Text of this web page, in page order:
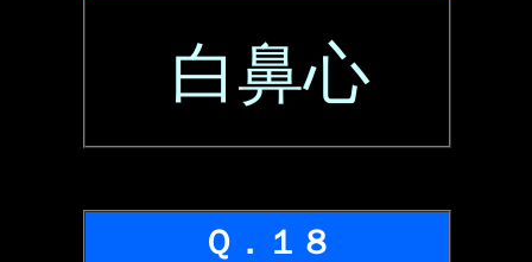
白鼻心
Ｑ．１８